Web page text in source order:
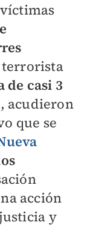
terrorista
de casi 3
acudieron
que se
acción
y